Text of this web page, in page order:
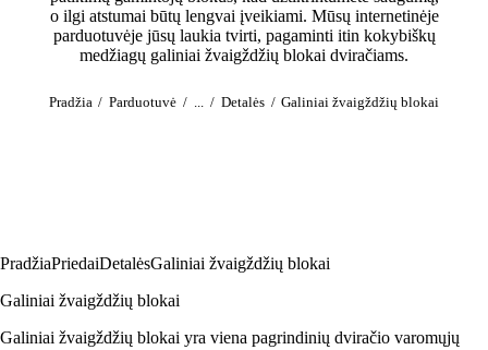
o ilgi atstumai būtų lengvai įveikiami. Mūsų internetinėje
parduotuvėje jūsų laukia tvirti, pagaminti itin kokybiškų
medžiagų galiniai žvaigždžių blokai dviračiams.
Pradžia Parduotuvė ... Detalės Galiniai žvaigždžių blokai
PradžiaPriedaiDetalėsGaliniai žvaigždžių blokai
Galiniai žvaigždžių blokai
Galiniai žvaigždžių blokai yra viena pagrindinių dviračio varomųjų